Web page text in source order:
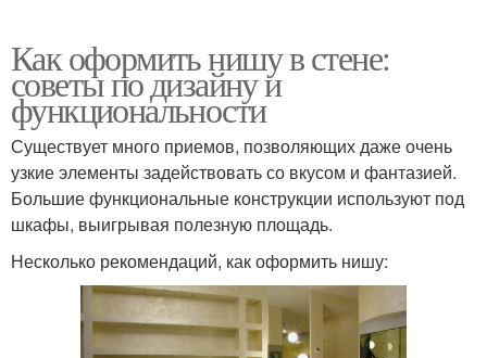
Как оформить нишу в стене:
советы по дизайну и
функциональности
Существует много приемов, позволяющих даже очень
узкие элементы задействовать со вкусом и фантазией.
Большие функциональные конструкции используют под
шкафы, выигрывая полезную площадь.
Несколько рекомендаций, как оформить нишу: